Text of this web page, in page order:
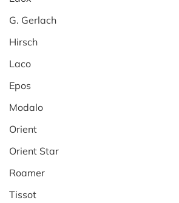
G. Gerlach
Hirsch
Laco
Epos
Modalo
Orient
Orient Star
Roamer
Tissot